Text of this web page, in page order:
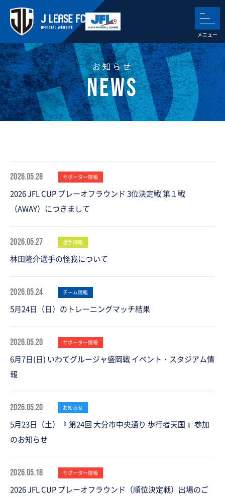
お知らせ
2026.05.28 サポーター情報
2026 JFL CUP プレーオフラウンド 3位決定戦 第１戦
（AWAY）につきまして
2026.05.27 選手情報
林田隆介選手の怪我について
2026.05.24 チーム情報
5月24日（日）のトレーニングマッチ結果
2026.05.20 サポーター情報
6月7日(日) いわてグルージャ盛岡戦 イベント・スタジアム情
報
2026.05.20 お知らせ
5月23日（土）『 第24回 大分市中央通り 歩行者天国 』参加
のお知らせ
2026.05.18 サポーター情報
2026 JFL CUP プレーオフラウンド（順位決定戦）出場のご